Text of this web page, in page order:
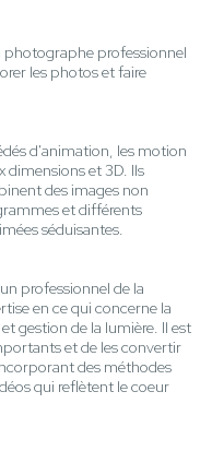
professionnel
les photos et faire
d'animation, les motion
dimensions et 3D. Ils
des images non
et différents
séduisantes.
professionnel de la
en ce qui concerne la
gestion de la lumière. Il est
et de les convertir
des méthodes
qui reflètent le coeur